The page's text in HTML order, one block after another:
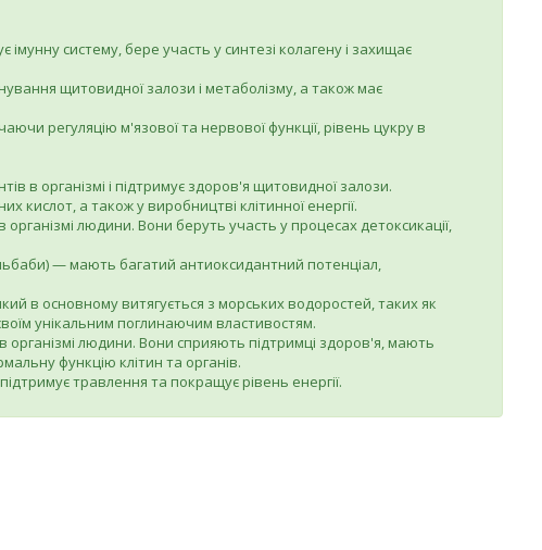
систему, бере участь у синтезі колагену і захищає
щитовидної залози і метаболізму, а також має
регуляцію м'язової та нервової функції, рівень цукру в
в організмі і підтримує здоров'я щитовидної залози.
кислот, а також у виробництві клітинної енергії.
людини. Вони беруть участь у процесах детоксикації,
— мають багатий антиоксидантний потенціал,
в основному витягується з морських водоростей, таких як
унікальним поглинаючим властивостям.
в організмі людини. Вони сприяють підтримці здоров'я, мають
функцію клітин та органів.
травлення та покращує рівень енергії.